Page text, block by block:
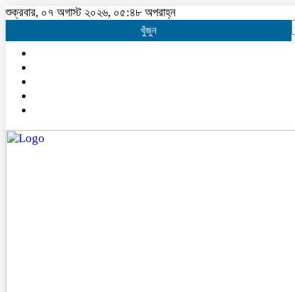
শুক্রবার, ০৭ অগাস্ট ২০২৬, ০৫:৪৮ অপরাহ্ন
খুঁজুন